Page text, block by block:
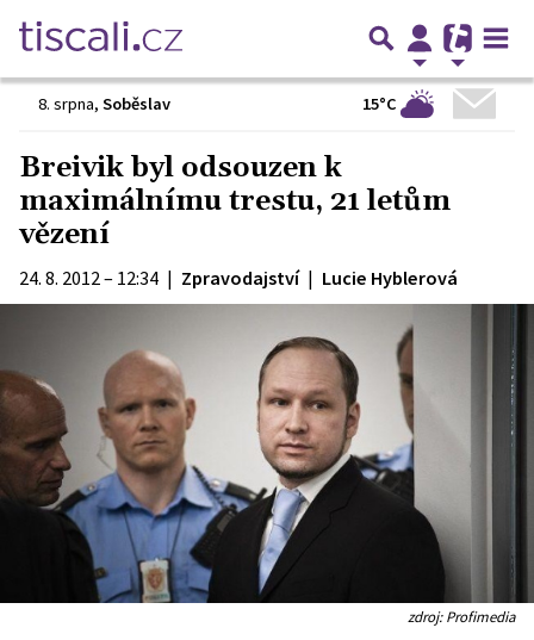
8. srpna, Soběslav 15°C
Breivik byl odsouzen k
maximálnímu trestu, 21 letům
vězení
24. 8. 2012 – 12:34 | Zpravodajství | Lucie Hyblerová
zdroj: Profimedia